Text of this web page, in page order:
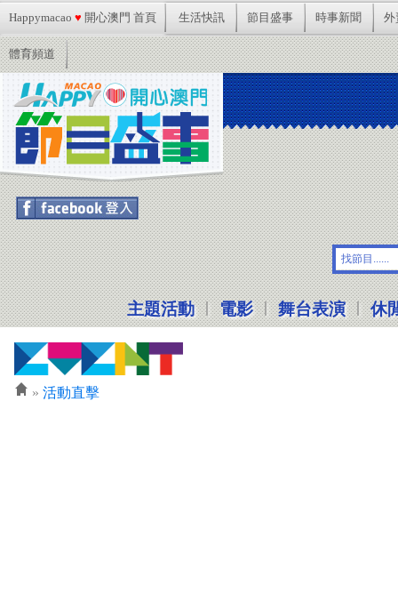
Happymacao ♥ 開心澳門 首頁 生活快訊 節目盛事 時事新聞 外
體育頻道
想參加活動記得按Facebook登入啦!
主題活動 | 電影 | 舞台表演 | 休
» 活動直擊